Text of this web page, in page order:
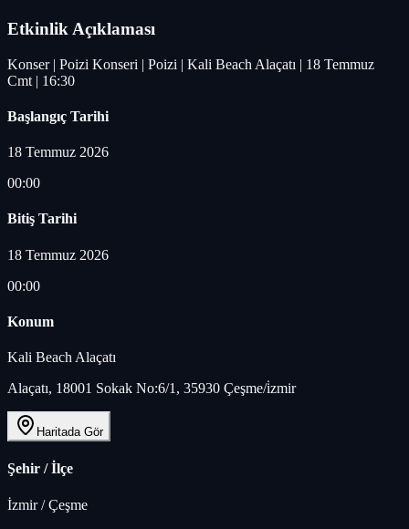
Etkinlik Açıklaması
Konser | Poizi Konseri | Poizi | Kali Beach Alaçatı | 18 Temmuz
Cmt | 16:30
Başlangıç Tarihi
18 Temmuz 2026
00:00
Bitiş Tarihi
18 Temmuz 2026
00:00
Konum
Kali Beach Alaçatı
Alaçatı, 18001 Sokak No:6/1, 35930 Çeşme/i̇zmir
Haritada Gör
Şehir / İlçe
İzmir/Çeşme